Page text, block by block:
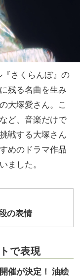
さくらんぼ』の
残る名曲を生み
大塚愛さん。こ
ど、音楽だけで
戦する大塚さん
めのドラマ作品
ました。
の表情
で表現
催が決定！ 油絵